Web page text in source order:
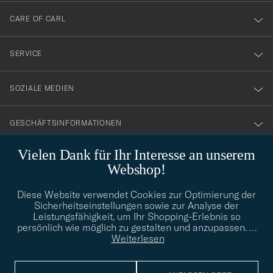
Vielen Dank für Ihr Interesse an unserem
Webshop!
Diese Website verwendet Cookies zur Optimierung der
Sicherheitseinstellungen sowie zur Analyse der
Leistungsfähigkeit, um Ihr Shopping-Erlebnis so
persönlich wie möglich zu gestalten und anzupassen. …
Weiterlesen
till
vårt
nyhetsbrev!
CARE OF CARL
SERVICE
SOZIALE MEDIEN
GESCHÄFTSINFORMATIONEN
info@careofcarl.de
Benötigen Sie Hilfe bei der Suche nach Ihrem persönlichen Stil?
Wenden Sie sich an uns, wir helfen Ihnen gerne weiter!
STILBERATUNG